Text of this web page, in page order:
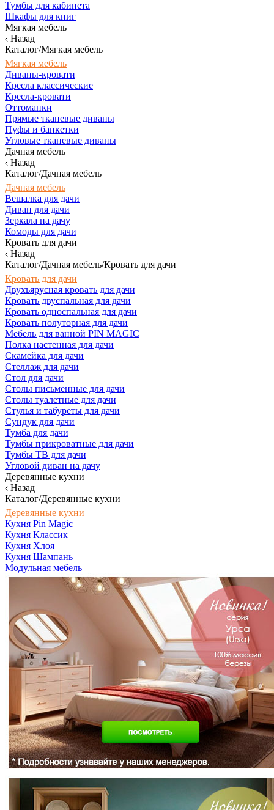
Тумбы для кабинета
Шкафы для книг
Мягкая мебель
Назад
Каталог/Мягкая мебель
Мягкая мебель
Диваны-кровати
Кресла классические
Кресла-кровати
Оттоманки
Прямые тканевые диваны
Пуфы и банкетки
Угловые тканевые диваны
Дачная мебель
Назад
Каталог/Дачная мебель
Дачная мебель
Вешалка для дачи
Диван для дачи
Зеркала на дачу
Комоды для дачи
Кровать для дачи
Назад
Каталог/Дачная мебель/Кровать для дачи
Кровать для дачи
Двухъярусная кровать для дачи
Кровать двуспальная для дачи
Кровать односпальная для дачи
Кровать полуторная для дачи
Мебель для ванной PIN MAGIC
Полка настенная для дачи
Скамейка для дачи
Стеллаж для дачи
Стол для дачи
Столы письменные для дачи
Столы туалетные для дачи
Стулья и табуреты для дачи
Сундук для дачи
Тумба для дачи
Тумбы прикроватные для дачи
Тумбы ТВ для дачи
Угловой диван на дачу
Деревянные кухни
Назад
Каталог/Деревянные кухни
Деревянные кухни
Кухня Pin Magic
Кухня Классик
Кухня Хлоя
Кухня Шампань
Модульная мебель